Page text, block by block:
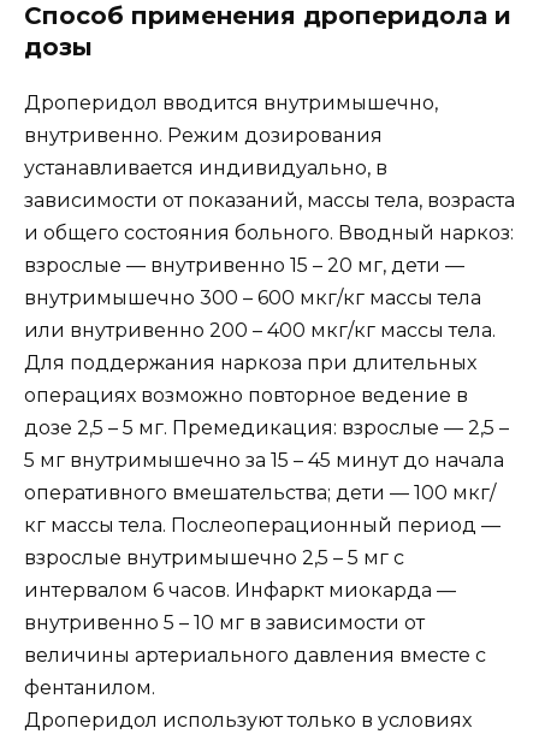
Способ применения дроперидола и
дозы
Дроперидол вводится внутримышечно,
внутривенно. Режим дозирования
устанавливается индивидуально, в
зависимости от показаний, массы тела, возраста
и общего состояния больного. Вводный наркоз:
взрослые — внутривенно 15 – 20 мг, дети —
внутримышечно 300 – 600 мкг/кг массы тела
или внутривенно 200 – 400 мкг/кг массы тела.
Для поддержания наркоза при длительных
операциях возможно повторное ведение в
дозе 2,5 – 5 мг. Премедикация: взрослые — 2,5 –
5 мг внутримышечно за 15 – 45 минут до начала
оперативного вмешательства; дети — 100 мкг/
кг массы тела. Послеоперационный период —
взрослые внутримышечно 2,5 – 5 мг с
интервалом 6 часов. Инфаркт миокарда —
внутривенно 5 – 10 мг в зависимости от
величины артериального давления вместе с
фентанилом.
Дроперидол используют только в условиях